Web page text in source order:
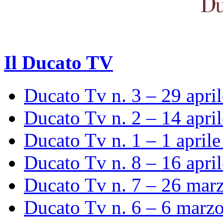
Il Ducato TV
Ducato Tv n. 3 – 29
Ducato Tv n. 2 – 14
Ducato Tv n. 1 – 1
Ducato Tv n. 8 – 16
Ducato Tv n. 7 – 26
Ducato Tv n. 6 – 6